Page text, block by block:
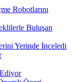
Robotlarını
Buluşan
Yerinde İnceledi